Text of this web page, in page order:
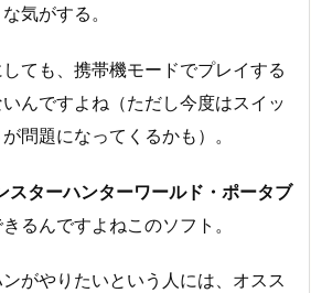
気がする。
ても、携帯機モードでプレイする
んですよね（ただし今度はスイッ
問題になってくるかも）。
スターハンターワールド・ポータブ
るんですよねこのソフト。
がやりたいという人には、オスス